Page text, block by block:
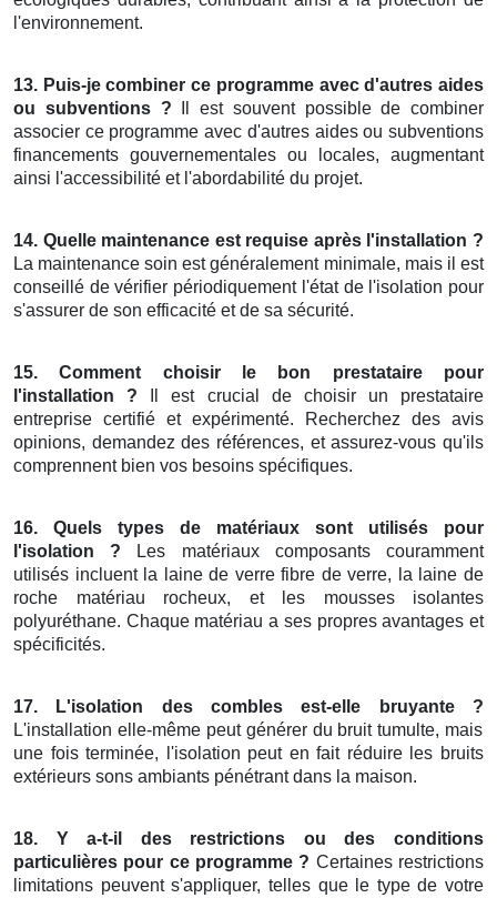
l'environnement.
13. Puis-je combiner ce programme avec d'autres aides
ou subventions ? Il est souvent possible de combiner
associer ce programme avec d'autres aides ou subventions
financements gouvernementales ou locales, augmentant
ainsi l'accessibilité et l'abordabilité du projet.
14. Quelle maintenance est requise après l'installation ?
La maintenance soin est généralement minimale, mais il est
conseillé de vérifier périodiquement l'état de l'isolation pour
s'assurer de son efficacité et de sa sécurité.
15. Comment choisir le bon prestataire pour
l'installation ? Il est crucial de choisir un prestataire
entreprise certifié et expérimenté. Recherchez des avis
opinions, demandez des références, et assurez-vous qu'ils
comprennent bien vos besoins spécifiques.
16. Quels types de matériaux sont utilisés pour
l'isolation ? Les matériaux composants couramment
utilisés incluent la laine de verre fibre de verre, la laine de
roche matériau rocheux, et les mousses isolantes
polyuréthane. Chaque matériau a ses propres avantages et
spécificités.
17. L'isolation des combles est-elle bruyante ?
L'installation elle-même peut générer du bruit tumulte, mais
une fois terminée, l'isolation peut en fait réduire les bruits
extérieurs sons ambiants pénétrant dans la maison.
18. Y a-t-il des restrictions ou des conditions
particulières pour ce programme ? Certaines restrictions
limitations peuvent s'appliquer, telles que le type de votre